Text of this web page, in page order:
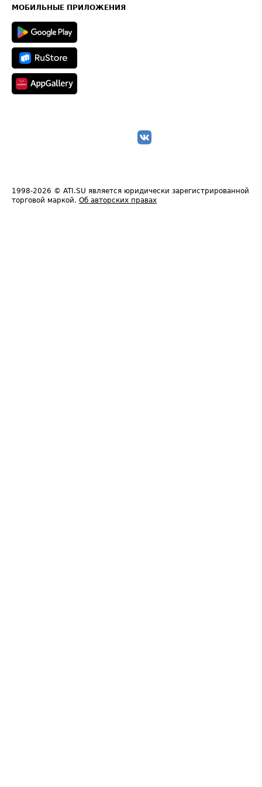
Техническая информация
МОБИЛЬНЫЕ ПРИЛОЖЕНИЯ
1998-2026 © ATI.SU является юридически зарегистрированной
торговой маркой. Об авторских правах